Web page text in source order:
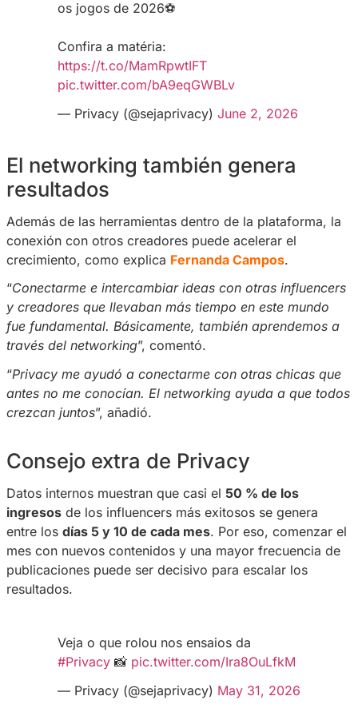
organiza sus transmisiones para garantizar
Envío un mensaje masivo preguntando si
transmisión en vivo ese día. Al final de la
confirmo que la transmisión realmente se
explicó.
También destaca la importancia de la
el directo: “ Es importante animar al público
durante la transmisión. Ayer mismo una
un regalo de 100 realesy mencioné su
además de decirle que recibiría un obsequio
A partir de eso, más personas comenzaron a
interactuar”.
#Privacylança coleção de roupas
os jogos de 2026⚽
Confira a matéria:
https://t.co/MamRpwtIFT
pic.twitter.com/bA9eqGWBLv
El networking también
resultados